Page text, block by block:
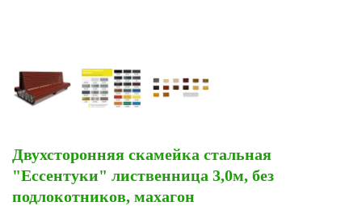
Двухсторонняя скамейка стальная
"Ессентуки" лиственница 3,0м, без
подлокотников, махагон